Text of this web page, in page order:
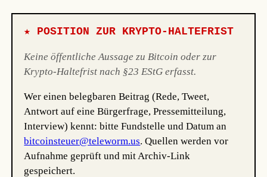
★ POSITION ZUR KRYPTO-HALTEFRIST
Keine öffentliche Aussage zu Bitcoin oder zur
Krypto-Haltefrist nach §23 EStG erfasst.
Wer einen belegbaren Beitrag (Rede, Tweet,
Antwort auf eine Bürgerfrage, Pressemitteilung,
Interview) kennt: bitte Fundstelle und Datum an
bitcoinsteuer@teleworm.us. Quellen werden vor
Aufnahme geprüft und mit Archiv-Link
gespeichert.